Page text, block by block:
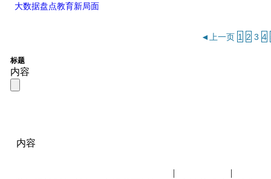
大数据盘点教育新局面
◄上一页 1 2 3 4
标题
内容
内容
| |